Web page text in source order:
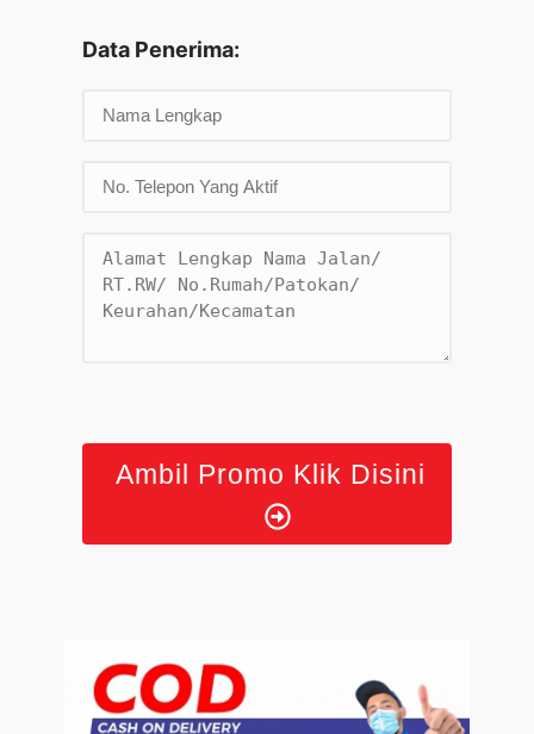
Data Penerima:
Ambil Promo Klik Disini